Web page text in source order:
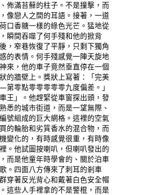
佈滿苔蘚的柱子。不是撞擊，而
像戀人之間的耳語。接著，一道
口香糖一樣的綠色光芒。猛地從
瞬間吞噬了何手殘和他的掀背
，窄巷恢復了平靜，只剩下獨角
的表情。何手殘感覺一陣天旋地
來，他的車子竟然垂直停在一個
的牆壁上。獎狀上寫著：「完美
零點零零零零零九度偏差。」
王」。他趕緊從車窗探出頭，發
悉的城市街道，而是一望無際、
號組成的巨大網格。這裡的空氣
的輪胎和劣質香水的混合物，而
變化的，有時感覺很重，有時像
。他試圖按喇叭，但喇叭發出的
而是他童年時學會的、關於泊車
。四面八方傳來了刺耳的剎車
穿著反光背心和戴著白色安全帽
這些人手裡拿的不是警棍，而是